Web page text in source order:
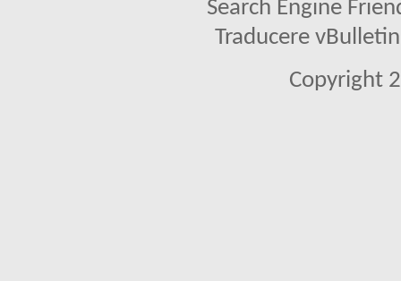
Search Engine
Traducere
Copyright